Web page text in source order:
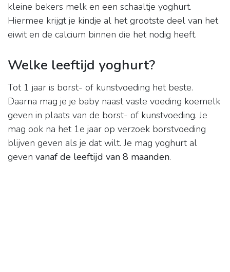
kleine bekers melk en een schaaltje yoghurt.
Hiermee krijgt je kindje al het grootste deel van het
eiwit en de calcium binnen die het nodig heeft.
Welke leeftijd yoghurt?
Tot 1 jaar is borst- of kunstvoeding het beste.
Daarna mag je je baby naast vaste voeding koemelk
geven in plaats van de borst- of kunstvoeding. Je
mag ook na het 1e jaar op verzoek borstvoeding
blijven geven als je dat wilt. Je mag yoghurt al
geven vanaf de leeftijd van 8 maanden.